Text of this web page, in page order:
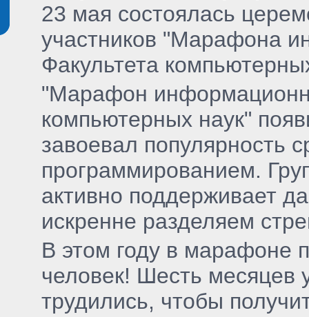
23 мая состоялась
участников "Марафона
Факультета
"Марафон
компьютерных наук"
завоевал популярность
программированием.
активно поддерживает
искренне разделяем
В этом году в марафоне
человек! Шесть месяцев
трудились, чтобы